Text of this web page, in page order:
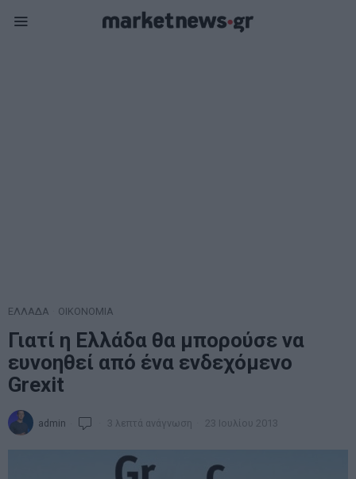
ΕΛΛΑΔΑ ΟΙΚΟΝΟΜΙΑ
Γιατί η Ελλάδα θα μπορούσε να
ευνοηθεί από ένα ενδεχόμενο
Grexit
admin 3 λεπτά ανάγνωση 23 Ιουλίου 2013